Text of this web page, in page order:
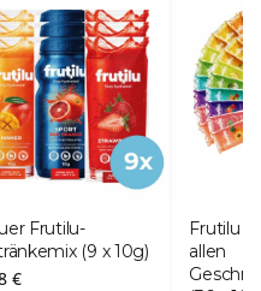
Frutilu-
(9 x 10g)
€
Frutilu
allen